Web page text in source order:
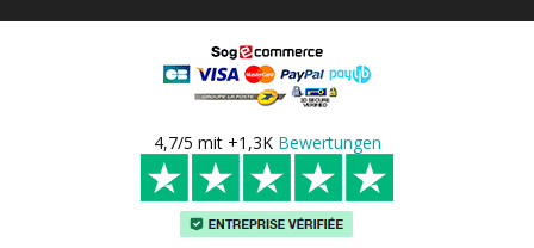
4,7/5 mit +1,3K Bewertungen